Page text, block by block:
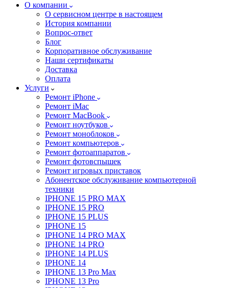
О компании
О сервисном центре в настоящем
История компании
Вопрос-ответ
Блог
Корпоративное обслуживание
Наши сертификаты
Доставка
Оплата
Услуги
Ремонт iPhone
Ремонт iMac
Ремонт MacBook
Ремонт ноутбуков
Ремонт моноблоков
Ремонт компьютеров
Ремонт фотоаппаратов
Ремонт фотовспышек
Ремонт игровых приставок
Абонентское обслуживание компьютерной
техники
IPHONE 15 PRO MAX
IPHONE 15 PRO
IPHONE 15 PLUS
IPHONE 15
IPHONE 14 PRO MAX
IPHONE 14 PRO
IPHONE 14 PLUS
IPHONE 14
IPHONE 13 Pro Max
IPHONE 13 Pro